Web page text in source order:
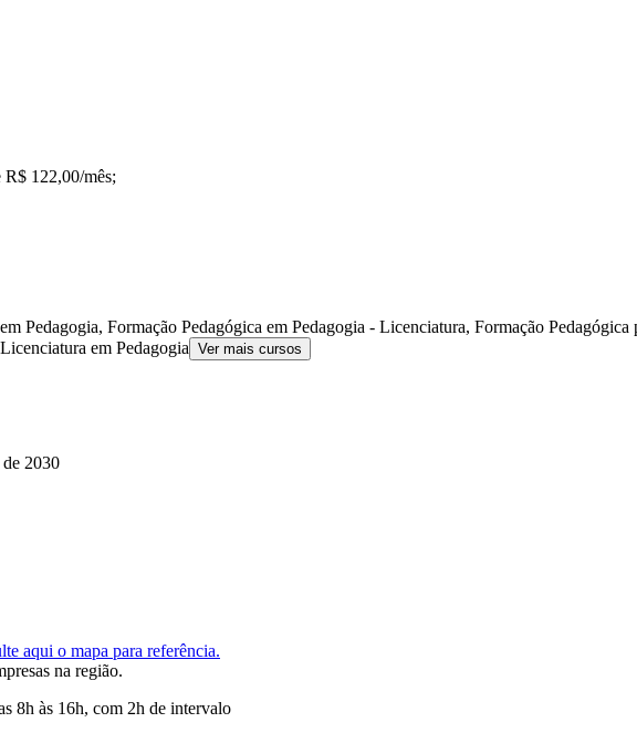
122,00/mês;
Pedagogia, Formação Pedagógica em Pedagogia - Licenciatura, Formação
em Pedagogia Ver mais cursos
de 2030
aqui o mapa para referência.
na região.
8h às 16h, com 2h de intervalo